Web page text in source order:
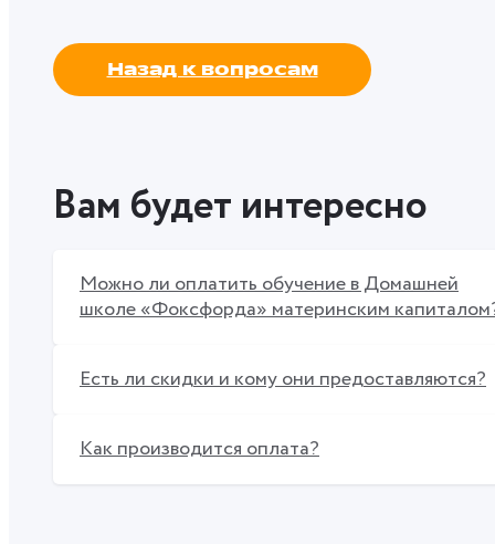
Назад к вопросам
Вам будет интересно
Можно ли оплатить обучение в Домашней
школе «Фоксфорда» материнским
Есть ли скидки и кому они предоставляются?
Как производится оплата?